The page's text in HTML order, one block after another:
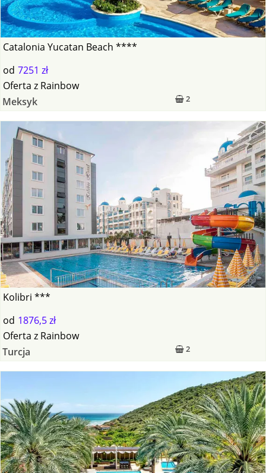
Catalonia Yucatan Beach ****
od 7251 zł
2
Oferta z Rainbow
Meksyk
Kolibri ***
od 1876,5 zł
2
Oferta z Rainbow
Turcja